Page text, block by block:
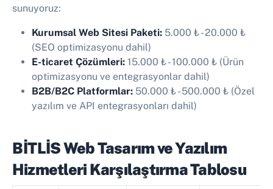
sunuyoruz:
Kurumsal Web Sitesi Paketi: 5.000 ₺-20.000 ₺
(SEO optimizasyonu dahil)
E-ticaret Çözümleri: 15.000 ₺-100.000 ₺ (Ürün
optimizasyonu ve entegrasyonlar dahil)
B2B/B2C Platformlar: 50.000 ₺-500.000 ₺ (Özel
yazılım ve API entegrasyonları dahil)
BİTLİS Web Tasarım ve Yazılım
Hizmetleri Karşılaştırma Tablosu